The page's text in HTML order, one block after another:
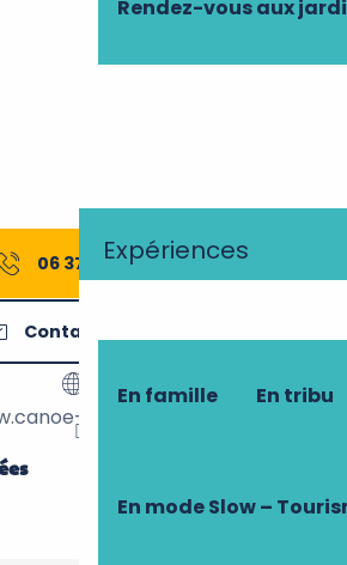
Rendez-vous aux
Expériences
En famille En tribu
En mode Slow –
06 37 01 89▒▒
Contactez-nous
company.fr